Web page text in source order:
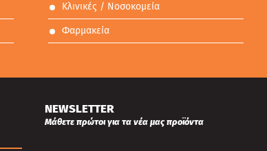
Κλινικές / Νοσοκομεία
Φαρμακεία
NEWSLETTER
Μάθετε πρώτοι για τα νέα μας προϊόντα